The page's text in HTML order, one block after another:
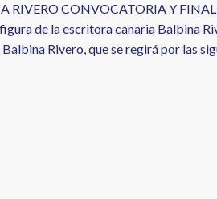
RIVERO CONVOCATORIA Y
de la escritora canaria Balbina
Rivero, que se regirá por las